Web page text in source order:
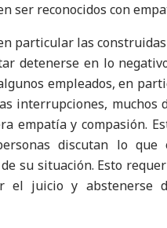
ser reconocidos con
particular las
detenerse en lo
empleados, en
interrupciones, muchos
empatía y compasión.
discutan lo que
su situación. Esto
el juicio y abstenerse